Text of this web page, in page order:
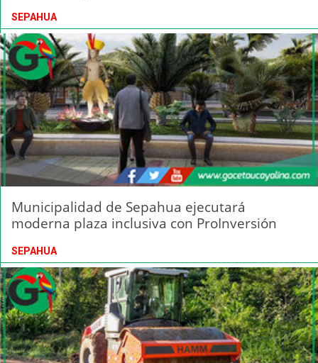
SEPAHUA
Municipalidad de Sepahua ejecutará
moderna plaza inclusiva con ProInversión
SEPAHUA